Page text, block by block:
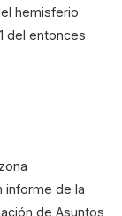
hemisferio
del entonces
informe de la
de Asuntos